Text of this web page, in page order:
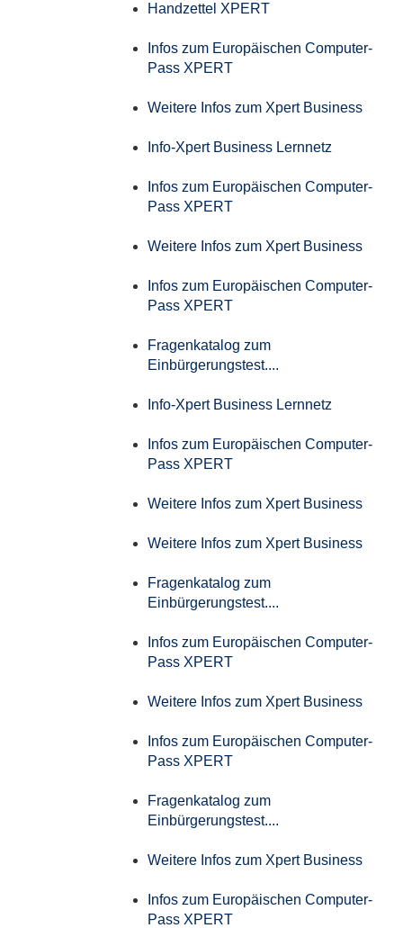
Handzettel XPERT
Infos zum Europäischen Computer-
Pass XPERT
Weitere Infos zum Xpert Business
Info-Xpert Business Lernnetz
Infos zum Europäischen Computer-
Pass XPERT
Weitere Infos zum Xpert Business
Infos zum Europäischen Computer-
Pass XPERT
Fragenkatalog zum
Einbürgerungstest....
Info-Xpert Business Lernnetz
Infos zum Europäischen Computer-
Pass XPERT
Weitere Infos zum Xpert Business
Weitere Infos zum Xpert Business
Fragenkatalog zum
Einbürgerungstest....
Infos zum Europäischen Computer-
Pass XPERT
Weitere Infos zum Xpert Business
Infos zum Europäischen Computer-
Pass XPERT
Fragenkatalog zum
Einbürgerungstest....
Weitere Infos zum Xpert Business
Infos zum Europäischen Computer-
Pass XPERT